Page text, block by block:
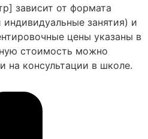
зависит от формата
занятия) и
цены указаны в
стоимость можно
на консультации в школе.